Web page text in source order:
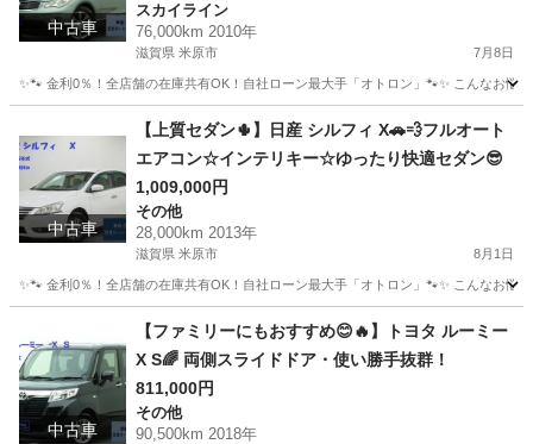
中古車
スカイライン
76,000km 2010年
滋賀県 米原市 7月8日
✨🐾 金利0％！全店舗の在庫共有OK！自社ローン最大手「オトロン」🐾✨ こんなお
スカイライン 車両
中古車
【上質セダン🌵】日産 シルフィ X🚗💨フルオート
エアコン☆インテリキー☆ゆったり快適セダン😎
1,009,000円
その他
28,000km 2013年
滋賀県 米原市 8月1日
✨🐾 金利0％！全店舗の在庫共有OK！自社ローン最大手「オトロン」🐾✨ こんなお
中古車
【ファミリーにもおすすめ😊🔥】トヨタ ルーミー
X S🌈 両側スライドドア・使い勝手抜群！
811,000円
その他
90,500km 2018年